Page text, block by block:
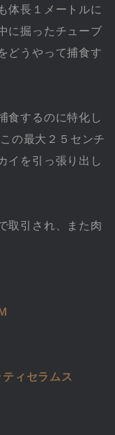
体長１メートルに
に掘ったチューブ
どうやって捕食す
食するのに特化し
の最大２５センチ
イを引っ張り出し
取引され、また肉
ィセラムス